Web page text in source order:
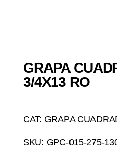
GRAPA
3/4X13 RO
CAT: GRAPA
SKU: GPC-015-275-